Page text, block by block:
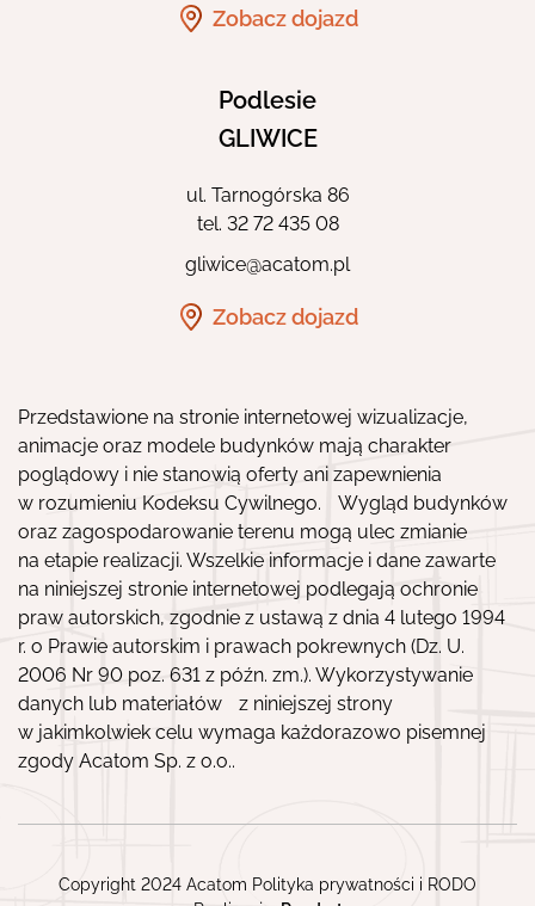
Zobacz dojazd
Podlesie
GLIWICE
ul. Tarnogórska 86
tel. 32 72 435 08
gliwice@acatom.pl
Zobacz dojazd
Przedstawione na stronie internetowej wizualizacje,
animacje oraz modele budynków mają charakter
poglądowy i nie stanowią oferty ani zapewnienia
w rozumieniu Kodeksu Cywilnego. Wygląd budynków
oraz zagospodarowanie terenu mogą ulec zmianie
na etapie realizacji. Wszelkie informacje i dane zawarte
na niniejszej stronie internetowej podlegają ochronie
praw autorskich, zgodnie z ustawą z dnia 4 lutego 1994
r. o Prawie autorskim i prawach pokrewnych (Dz. U.
2006 Nr 90 poz. 631 z późn. zm.). Wykorzystywanie
danych lub materiałów z niniejszej strony
w jakimkolwiek celu wymaga każdorazowo pisemnej
zgody Acatom Sp. z o.o..
Copyright 2024 Acatom Polityka prywatności i RODO